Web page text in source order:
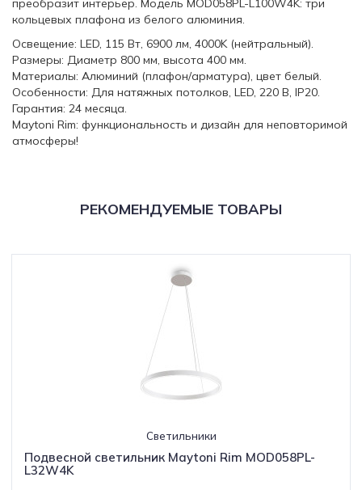
преобразит интерьер. Модель MOD058PL-L100W4K: три
кольцевых плафона из белого алюминия.
Освещение: LED, 115 Вт, 6900 лм, 4000K (нейтральный).
Размеры: Диаметр 800 мм, высота 400 мм.
Материалы: Алюминий (плафон/арматура), цвет белый.
Особенности: Для натяжных потолков, LED, 220 В, IP20.
Гарантия: 24 месяца.
Maytoni Rim: функциональность и дизайн для неповторимой
атмосферы!
РЕКОМЕНДУЕМЫЕ ТОВАРЫ
Светильники
Подвесной светильник Maytoni Rim MOD058PL-
L32W4K